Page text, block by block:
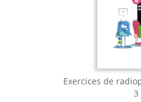
Exercices de
3